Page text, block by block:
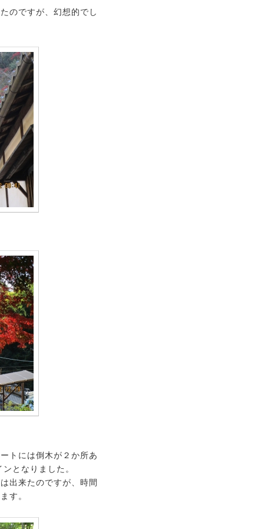
のですが、幻想的でし
トには倒木が２か所あ
となりました。
出来たのですが、時間
す。